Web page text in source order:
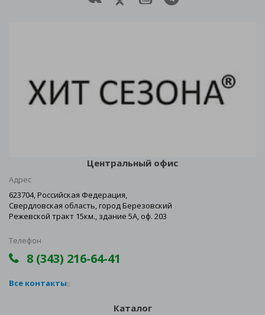
Центральный офис
Адрес
623704, Российская Федерация,
Свердловская область, город Березовский
Режевской тракт 15км., здание 5А, оф. 203
Телефон
8 (343) 216-64-41
Все контакты
Каталог